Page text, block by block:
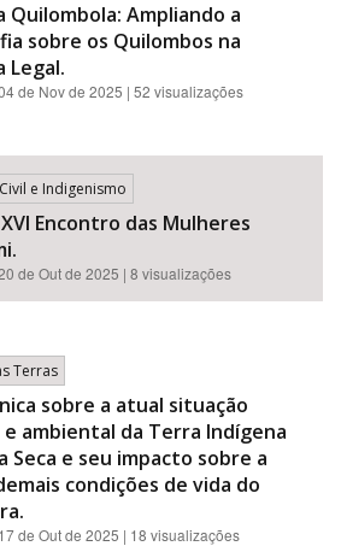
Quilombola: Ampliando a
sobre os Quilombos na
Legal.
de Nov de 2025 | 52 visualizações
e Indigenismo
Encontro das Mulheres
de Out de 2025 | 8 visualizações
Terras
sobre a atual situação
ambiental da Terra Indígena
Seca e seu impacto sobre a
condições de vida do
17 de Out de 2025 | 18 visualizações